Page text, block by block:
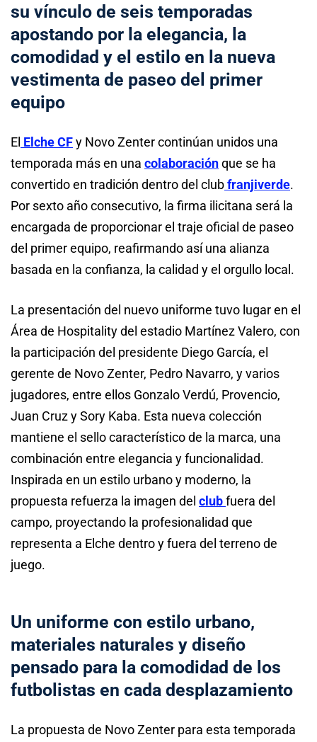
su vínculo de seis temporadas
apostando por la elegancia, la
comodidad y el estilo en la nueva
vestimenta de paseo del primer
equipo
El Elche CFy Novo Zenter continúan unidos una
temporada más en una colaboraciónque se ha
convertido en tradición dentro del clubfranjiverde.
Por sexto año consecutivo, la firma ilicitana será la
encargada de proporcionar el traje oficial de paseo
del primer equipo, reafirmando así una alianza
basada en la confianza, la calidad y el orgullo local.
La presentación del nuevo uniforme tuvo lugar en el
Área de Hospitality del estadio Martínez Valero, con
la participación del presidente Diego García, el
gerente de Novo Zenter, Pedro Navarro, y varios
jugadores, entre ellos Gonzalo Verdú, Provencio,
Juan Cruz y Sory Kaba. Esta nueva colección
mantiene el sello característico de la marca, una
combinación entre elegancia y funcionalidad.
Inspirada en un estilo urbano y moderno, la
propuesta refuerza la imagen del clubfuera del
campo, proyectando la profesionalidad que
representa a Elche dentro y fuera del terreno de
juego.
Un uniforme con estilo urbano,
materiales naturales y diseño
pensado para la comodidad de los
futbolistas en cada desplazamiento
La propuesta de Novo Zenter para esta temporada